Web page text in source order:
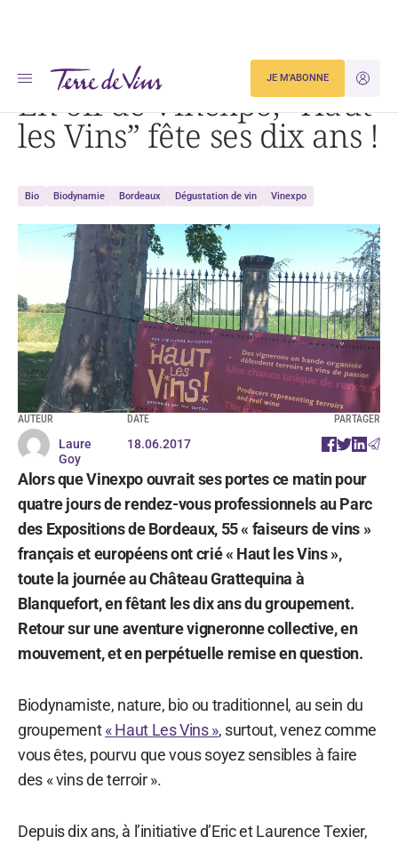
JE
JE M'ABONNE
Accueil En off de Vinexpo, « Haut les Vins » fête ses dix ans !
En off de Vinexpo, “Haut
les Vins” fête ses dix ans !
Bio Biodynamie Bordeaux Dégustation de vin Vinexpo
AUTEUR
Laure
Goy
DATE
18.06.2017
PARTAGER
Alors que Vinexpo ouvrait ses portes ce matin pour
quatre jours de rendez-vous professionnels au Parc
des Expositions de Bordeaux, 55 « faiseurs de vins »
français et européens ont crié « Haut les Vins »,
toute la journée au Château Grattequina à
Blanquefort, en fêtant les dix ans du groupement.
Retour sur une aventure vigneronne collective, en
mouvement, et en perpétuelle remise en question.
Biodynamiste, nature, bio ou traditionnel, au sein du
groupement« Haut Les Vins », surtout, venez comme
vous êtes, pourvu que vous soyez sensibles à faire
des « vins de terroir ».
Depuis dix ans, à l’initiative d’Eric et Laurence Texier,